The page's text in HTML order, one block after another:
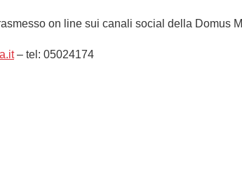
on line sui canali social della Domus
– tel: 05024174